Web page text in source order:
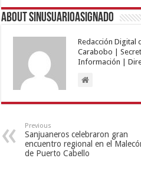
About sinusuarioasignado
Redacción Digital
Carabobo |
Información |
Previous
Sanjuaneros celebraron gran
encuentro regional en el
de Puerto Cabello